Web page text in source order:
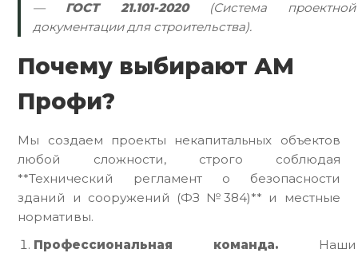
— ГОСТ 21.101-2020(Система проектной
документации для строительства).
Почему выбирают АМ
Профи?
Мы создаем проекты некапитальных объектов
любой сложности, строго соблюдая
**Технический регламент о безопасности
зданий и сооружений (ФЗ №384)** и местные
нормативы.
Профессиональная команда. Наши